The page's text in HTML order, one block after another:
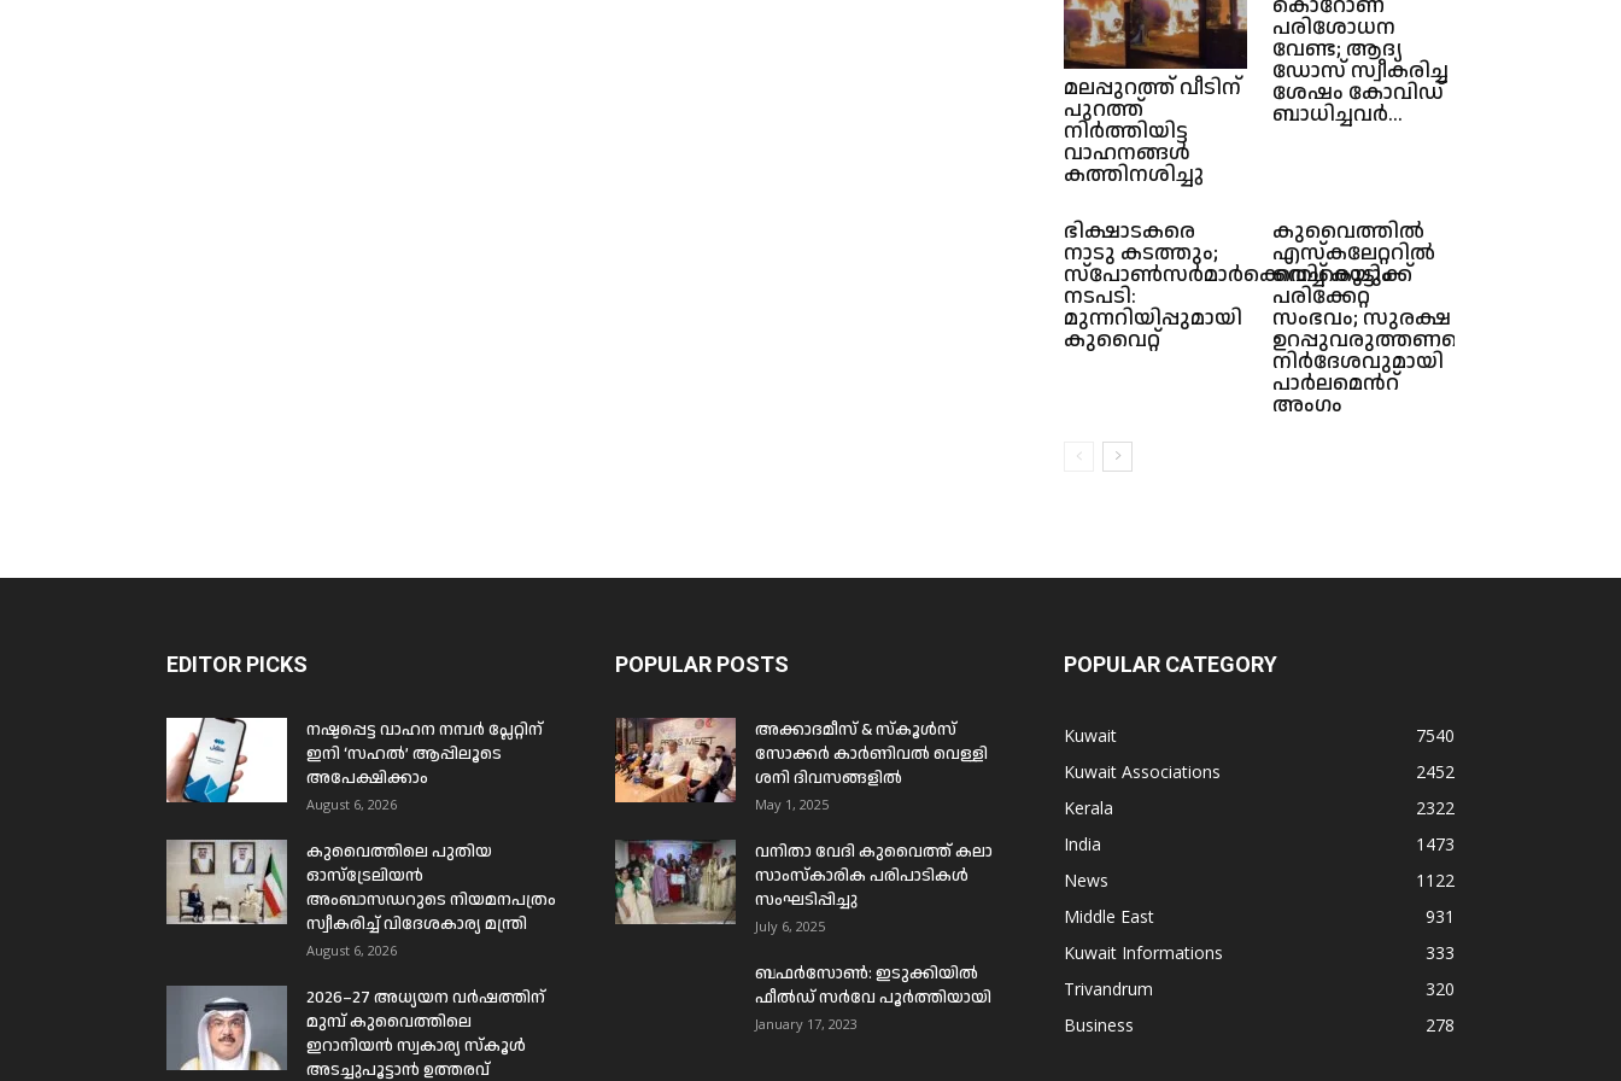
മലപ്പുറത്ത് വീടിന്
പുറത്ത്
നിർത്തിയിട്ട
വാഹനങ്ങൾ
കത്തിനശിച്ചു
പരിശോധന
വേണ്ട; ആദ്യ
ഡോസ് സ്വീകരിച്ച
ശേഷം കോവിഡ്
ബാധിച്ചവർ...
ഭിക്ഷാടകരെ
നാടു കടത്തും;
സ്പോൺസർമാർക്കെതിരെയും
നടപടി:
മുന്നറിയിപ്പുമായി
കുവൈറ്റ്
കുവൈത്തിൽ
എസ്കലേറ്ററിൽ
വെച്ച് കുട്ടിക്ക്
പരിക്കേറ്റ
സംഭവം; സുരക്ഷ
ഉറപ്പുവരുത്തണമെന്ന്
നിർദേശവുമായി
പാർലമെൻറ്
അംഗം
EDITOR PICKS
നഷ്ടപ്പെട്ട വാഹന നമ്പർ പ്ലേറ്റിന്
ഇനി ‘സഹൽ’ ആപ്പിലൂടെ
അപേക്ഷിക്കാം
August 6, 2026
കുവൈത്തിലെ പുതിയ
ഓസ്ട്രേലിയൻ
അംബാസഡറുടെ നിയമനപത്രം
സ്വീകരിച്ച് വിദേശകാര്യ മന്ത്രി
August 6, 2026
2026–27 അധ്യയന വർഷത്തിന്
മുമ്പ് കുവൈത്തിലെ
ഇറാനിയൻ സ്വകാര്യ സ്കൂൾ
അടച്ചുപൂട്ടാൻ ഉത്തരവ്
POPULAR POSTS
അക്കാദമീസ് & സ്കൂൾസ്
സോക്കർ കാർണിവൽ വെള്ളി
ശനി ദിവസങ്ങളിൽ
May 1, 2025
വനിതാ വേദി കുവൈത്ത് കലാ
സാംസ്കാരിക പരിപാടികൾ
സംഘടിപ്പിച്ചു
July 6, 2025
ബഫര്‍സോണ്‍: ഇടുക്കിയില്‍
ഫീല്‍ഡ് സര്‍വേ പൂര്‍ത്തിയായി
January 17, 2023
POPULAR CATEGORY
Kuwait
7540
Kuwait Associations
2452
Kerala
2322
India
1473
News
1122
Middle East
931
Kuwait Informations
333
Trivandrum
320
Business
278